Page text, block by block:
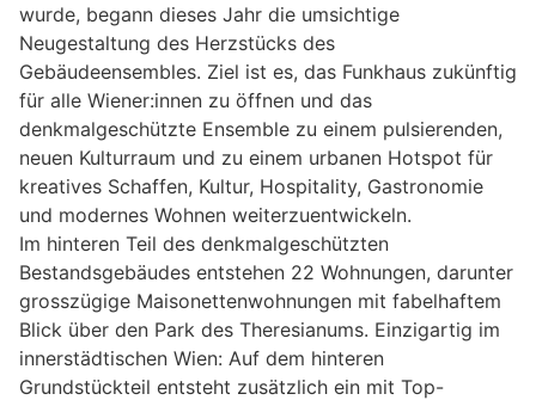
wurde, begann dieses Jahr die umsichtige
Neugestaltung des Herzstücks des
Gebäudeensembles. Ziel ist es, das Funkhaus zukünftig
für alle Wiener:innen zu öffnen und das
denkmalgeschützte Ensemble zu einem pulsierenden,
neuen Kulturraum und zu einem urbanen Hotspot für
kreatives Schaffen, Kultur, Hospitality, Gastronomie
und modernes Wohnen weiterzuentwickeln.
Im hinteren Teil des denkmalgeschützten
Bestandsgebäudes entstehen 22 Wohnungen, darunter
grosszügige Maisonettenwohnungen mit fabelhaftem
Blick über den Park des Theresianums. Einzigartig im
innerstädtischen Wien: Auf dem hinteren
Grundstückteil entsteht zusätzlich ein mit Top-